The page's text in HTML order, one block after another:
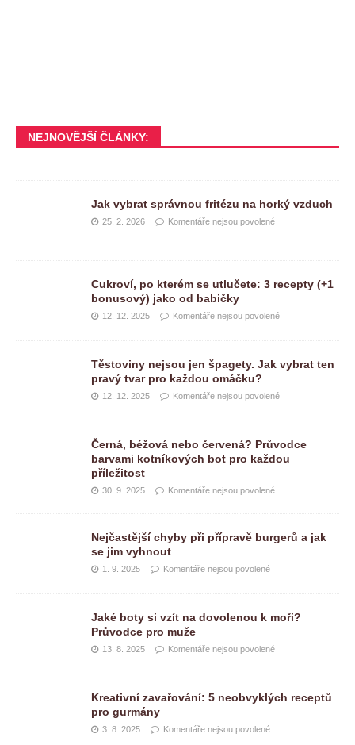
NEJNOVĚJŠÍ ČLÁNKY:
Jak vybrat správnou fritézu na horký vzduch
25. 2. 2026 Komentáře nejsou povolené
Cukroví, po kterém se utlučete: 3 recepty (+1
bonusový) jako od babičky
12. 12. 2025 Komentáře nejsou povolené
Těstoviny nejsou jen špagety. Jak vybrat ten
pravý tvar pro každou omáčku?
12. 12. 2025 Komentáře nejsou povolené
Černá, béžová nebo červená? Průvodce
barvami kotníkových bot pro každou
příležitost
30. 9. 2025 Komentáře nejsou povolené
Nejčastější chyby při přípravě burgerů a jak
se jim vyhnout
1. 9. 2025 Komentáře nejsou povolené
Jaké boty si vzít na dovolenou k moři?
Průvodce pro muže
13. 8. 2025 Komentáře nejsou povolené
Kreativní zavařování: 5 neobvyklých receptů
pro gurmány
3. 8. 2025 Komentáře nejsou povolené